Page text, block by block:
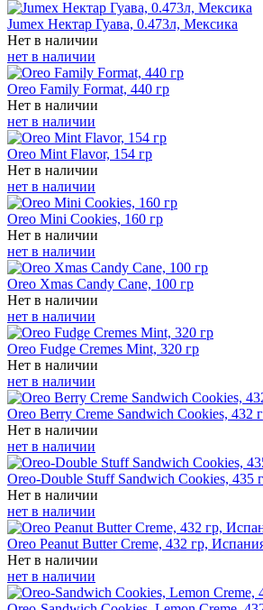
Jumex Нектар Гуава, 0.473л, Мексика
Нет в наличии
нет в наличии
Oreo Family Format, 440 гр
Нет в наличии
нет в наличии
Oreo Mint Flavor, 154 гр
Нет в наличии
нет в наличии
Oreo Mini Cookies, 160 гр
Нет в наличии
нет в наличии
Oreo Xmas Candy Cane, 100 гр
Нет в наличии
нет в наличии
Oreo Fudge Cremes Mint, 320 гр
Нет в наличии
нет в наличии
Oreo Berry Creme Sandwich Cookies,
Нет в наличии
нет в наличии
Oreo-Double Stuff Sandwich Cookies,
Нет в наличии
нет в наличии
Oreo Peanut Butter Creme, 432 гр,
Нет в наличии
нет в наличии